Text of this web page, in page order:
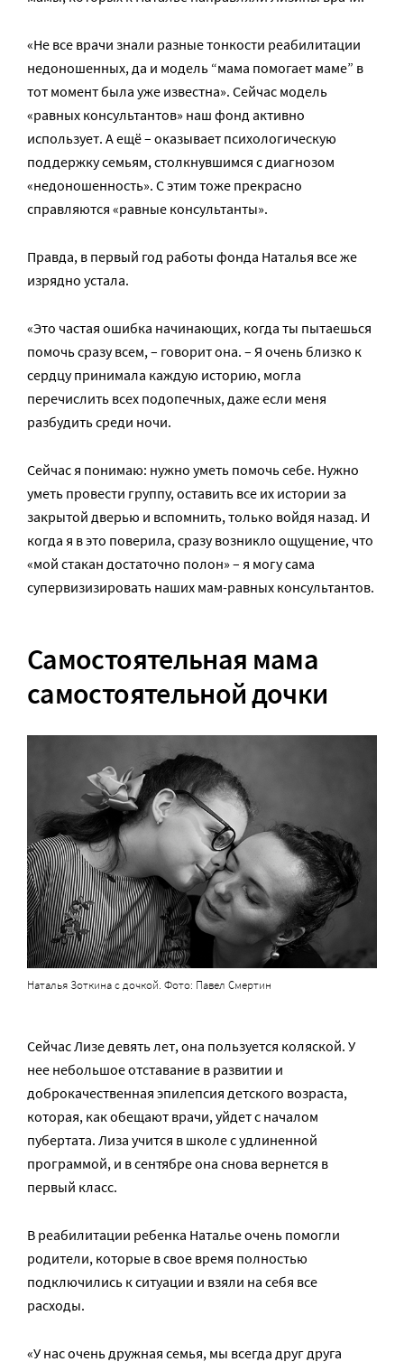
«Не все врачи знали разные тонкости реабилитации
недоношенных, да и модель “мама помогает маме” в
тот момент была уже известна». Сейчас модель
«равных консультантов» наш фонд активно
использует. А ещё – оказывает психологическую
поддержку семьям, столкнувшимся с диагнозом
«недоношенность». С этим тоже прекрасно
справляются «равные консультанты».
Правда, в первый год работы фонда Наталья все же
изрядно устала.
«Это частая ошибка начинающих, когда ты пытаешься
помочь сразу всем, – говорит она. – Я очень близко к
сердцу принимала каждую историю, могла
перечислить всех подопечных, даже если меня
разбудить среди ночи.
Сейчас я понимаю: нужно уметь помочь себе. Нужно
уметь провести группу, оставить все их истории за
закрытой дверью и вспомнить, только войдя назад. И
когда я в это поверила, сразу возникло ощущение, что
«мой стакан достаточно полон» – я могу сама
супервизизировать наших мам-равных консультантов.
Самостоятельная мама
самостоятельной дочки
Наталья Зоткина с дочкой. Фото: Павел Смертин
Сейчас Лизе девять лет, она пользуется коляской. У
нее небольшое отставание в развитии и
доброкачественная эпилепсия детского возраста,
которая, как обещают врачи, уйдет с началом
пубертата. Лиза учится в школе с удлиненной
программой, и в сентябре она снова вернется в
первый класс.
В реабилитации ребенка Наталье очень помогли
родители, которые в свое время полностью
подключились к ситуации и взяли на себя все
расходы.
«У нас очень дружная семья, мы всегда друг друга